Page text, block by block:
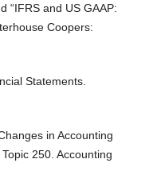
“IFRS and US GAAP:
Coopers:
Statements.
in Accounting
250. Accounting